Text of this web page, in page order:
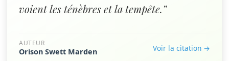
voient les ténèbres et la tempête.”
AUTEUR
Orison Swett Marden Voir la citation →